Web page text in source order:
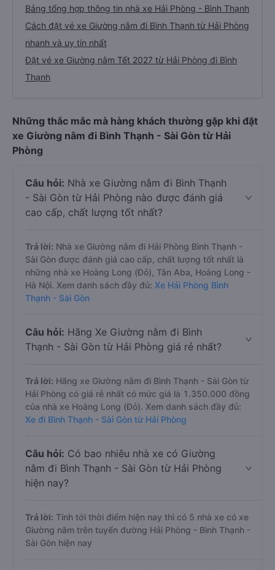
Bảng tổng hợp thông tin nhà xe Hải Phòng - Bình Thạnh
Cách đặt vé xe Giường nằm đi Bình Thạnh từ Hải Phòng
nhanh và uy tín nhất
Đặt vé xe Giường nằm Tết 2027 từ Hải Phòng đi Bình
Thạnh
Những thắc mắc mà hàng khách thường gặp khi đặt
xe Giường nằm đi Bình Thạnh - Sài Gòn từ Hải
Phòng
Câu hỏi: Nhà xe Giường nằm đi Bình Thạnh
- Sài Gòn từ Hải Phòng nào được đánh giá
cao cấp, chất lượng tốt nhất?
Trả lời: Nhà xe Giường nằm đi Hải Phòng Bình Thạnh -
Sài Gòn được đánh giá cao cấp, chất lượng tốt nhất là
những nhà xe Hoàng Long (Đỏ), Tân Aba, Hoàng Long -
Hà Nội. Xem danh sách đầy đủ: Xe Hải Phòng Bình
Thạnh - Sài Gòn
Câu hỏi: Hãng Xe Giường nằm đi Bình
Thạnh - Sài Gòn từ Hải Phòng giá rẻ nhất?
Trả lời: Hãng xe Giường nằm đi Bình Thạnh - Sài Gòn từ
Hải Phòng có giá rẻ nhất có mức giá là 1.350.000 đồng
của nhà xe Hoàng Long (Đỏ). Xem danh sách đầy đủ:
Xe đi Bình Thạnh - Sài Gòn từ Hải Phòng
Câu hỏi: Có bao nhiêu nhà xe có Giường
nằm đi Bình Thạnh - Sài Gòn từ Hải Phòng
hiện nay?
Trả lời: Tính tới thời điểm hiện nay thì có 5 nhà xe có xe
Giường nằm trên tuyến đường Hải Phòng - Bình Thạnh -
Sài Gòn hiện nay